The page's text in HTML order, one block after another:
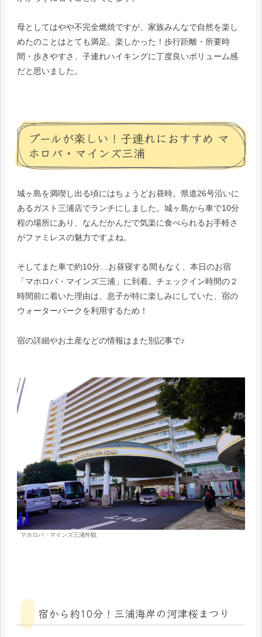
母としてはやや不完全燃焼ですが、家族みんなで自然を楽し
めたのことはとても満足。楽しかった！歩行距離・所要時
間・歩きやすさ、子連れハイキングに丁度良いボリューム感
だと思いました。
プールが楽しい！子連れにおすすめ マ
ホロバ・マインズ三浦
城ヶ島を満喫し出る頃にはちょうどお昼時。県道26号沿いに
あるガスト三浦店でランチにしました。城ヶ島から車で10分
程の場所にあり、なんだかんだで気楽に食べられるお手軽さ
がファミレスの魅力ですよね。
そしてまた車で約10分…お昼寝する間もなく、本日のお宿
「マホロバ・マインズ三浦」に到着。チェックイン時間の２
時間前に着いた理由は、息子が特に楽しみにしていた、宿の
ウォーターパークを利用するため！
宿の詳細やお土産などの情報はまた別記事で♪
マホロバ・マインズ三浦外観
宿から約10分！三浦海岸の河津桜まつり